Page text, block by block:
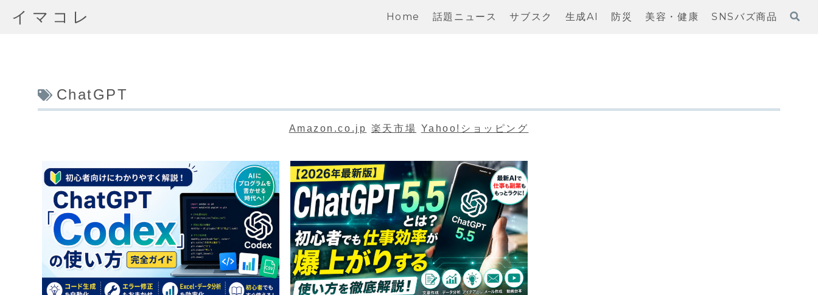
イマコレ Home 話題ニュース サブスク 生成AI 防災 美容・健康 SNSバズ商品
ChatGPT
Amazon.co.jp 楽天市場 Yahoo!ショッピング